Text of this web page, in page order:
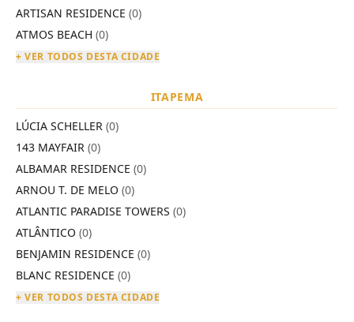
ARTISAN RESIDENCE (0)
ATMOS BEACH (0)
+ VER TODOS DESTA CIDADE
ITAPEMA
LÚCIA SCHELLER (0)
143 MAYFAIR (0)
ALBAMAR RESIDENCE (0)
ARNOU T. DE MELO (0)
ATLANTIC PARADISE TOWERS (0)
ATLÂNTICO (0)
BENJAMIN RESIDENCE (0)
BLANC RESIDENCE (0)
+ VER TODOS DESTA CIDADE